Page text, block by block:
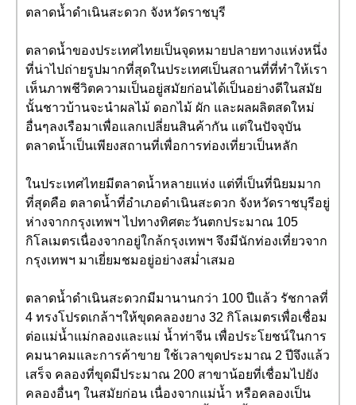
ตลาดน้ำดำเนินสะดวก จังหวัดราชบุรี
ตลาดน้ำของประเทศไทยเป็นจุดหมายปลายทางแห่งหนึ่ง
ที่น่าไปถ่ายรูปมากที่สุดในประเทศเป็นสถานที่ที่ทำให้เรา
เห็นภาพชีวิตความเป็นอยู่สมัยก่อนได้เป็นอย่างดีในสมัย
นั้นชาวบ้านจะนำผลไม้ ดอกไม้ ผัก และผลผลิตสดใหม่
อื่นๆลงเรือมาเพื่อแลกเปลี่ยนสินค้ากัน แต่ในปัจจุบัน
ตลาดน้ำเป็นเพียงสถานที่เพื่อการท่องเที่ยวเป็นหลัก
ในประเทศไทยมีตลาดน้ำหลายแห่ง แต่ที่เป็นที่นิยมมาก
ที่สุดคือ ตลาดน้ำที่อำเภอดำเนินสะดวก จังหวัดราชบุรีอยู่
ห่างจากกรุงเทพฯ ไปทางทิศตะวันตกประมาณ 105
กิโลเมตรเนื่องจากอยู่ใกล้กรุงเทพฯ จึงมีนักท่องเที่ยวจาก
กรุงเทพฯ มาเยี่ยมชมอยู่อย่างสม่ำเสมอ
ตลาดน้ำดำเนินสะดวกมีมานานกว่า 100 ปีแล้ว รัชกาลที่
4 ทรงโปรดเกล้าฯให้ขุดคลองยาง 32 กิโลเมตรเพื่อเชื่อม
ต่อแม่น้ำแม่กลองและแม่ น้ำท่าจีน เพื่อประโยชน์ในการ
คมนาคมและการค้าขาย ใช้เวลาขุดประมาณ 2 ปีจึงแล้ว
เสร็จ คลองที่ขุดมีประมาณ 200 สาขาน้อยที่เชื่อมไปยัง
คลองอื่นๆ ในสมัยก่อน เนื่องจากแม่น้ำ หรือคลองเป็น